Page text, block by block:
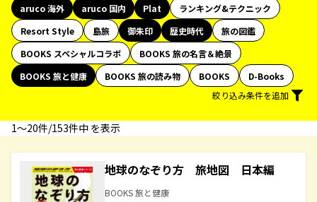
aruco 海外
aruco 国内 Plat
ランキング&テクニック
Resort Style
島旅 御朱印 歴史時代
旅の図鑑
BOOKS スペシャルコラボ
BOOKS 旅の名言＆絶景
BOOKS 旅と健康
BOOKS 旅の読み物 BOOKS
D-Books
絞り込み条件を追加
1〜20件/153件中 を表示
地球のなぞり方 旅地図 日本編
BOOKS 旅と健康